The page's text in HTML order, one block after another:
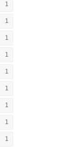
1
1
1
1
1
1
1
1
1